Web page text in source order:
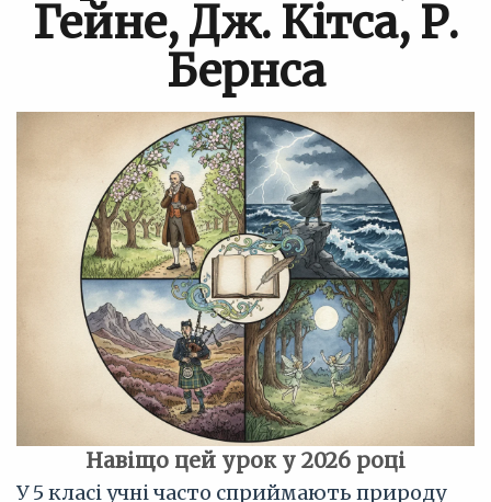
Гейне, Дж. Кітса, Р.
Бернса
Навіщо цей урок у 2026 році
У 5 класі учні часто сприймають природу